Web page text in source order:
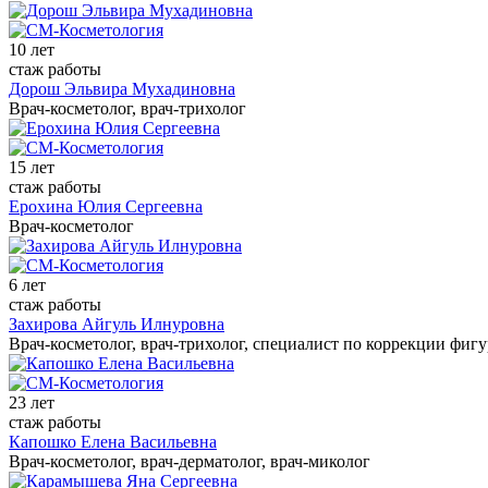
10 лет
стаж работы
Дорош Эльвира Мухадиновна
Врач-косметолог, врач-трихолог
15 лет
стаж работы
Ерохина Юлия Сергеевна
Врач-косметолог
6 лет
стаж работы
Захирова Айгуль Илнуровна
Врач-косметолог, врач-трихолог, специалист по коррекции
23 лет
стаж работы
Капошко Елена Васильевна
Врач-косметолог, врач-дерматолог, врач-миколог